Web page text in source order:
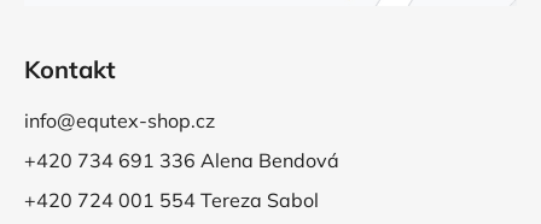
Kontakt
info@equtex-shop.cz
+420 734 691 336 Alena Bendová
+420 724 001 554 Tereza Sabol